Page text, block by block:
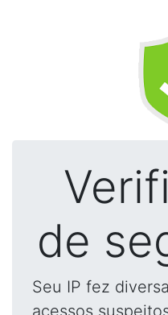
de
Seu IP fez
acessos